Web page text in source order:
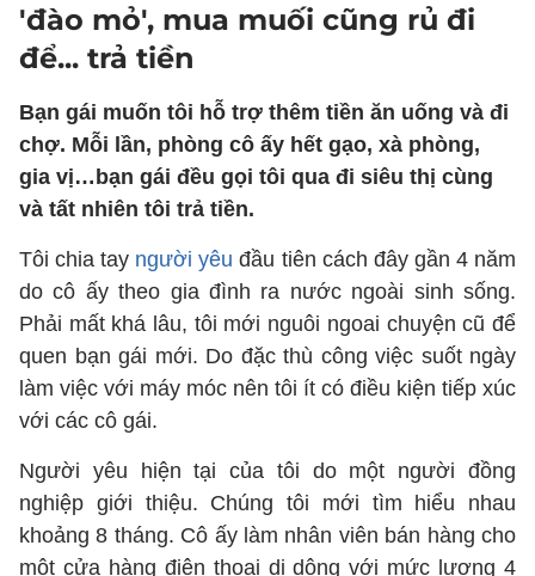
'đào mỏ', mua muối cũng rủ đi
để... trả tiền
Bạn gái muốn tôi hỗ trợ thêm tiền ăn uống và đi
chợ. Mỗi lần, phòng cô ấy hết gạo, xà phòng,
gia vị…bạn gái đều gọi tôi qua đi siêu thị cùng
và tất nhiên tôi trả tiền.
Tôi chia tay người yêu đầu tiên cách đây gần 4 năm
do cô ấy theo gia đình ra nước ngoài sinh sống.
Phải mất khá lâu, tôi mới nguôi ngoai chuyện cũ để
quen bạn gái mới. Do đặc thù công việc suốt ngày
làm việc với máy móc nên tôi ít có điều kiện tiếp xúc
với các cô gái.
Người yêu hiện tại của tôi do một người đồng
nghiệp giới thiệu. Chúng tôi mới tìm hiểu nhau
khoảng 8 tháng. Cô ấy làm nhân viên bán hàng cho
một cửa hàng điện thoại di dộng với mức lương 4